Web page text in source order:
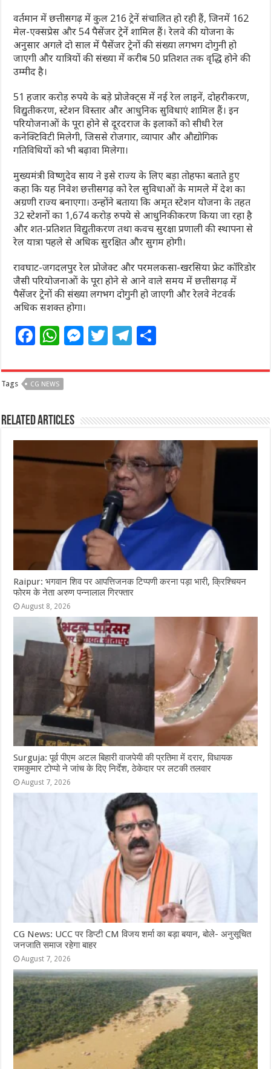
वर्तमान में छत्तीसगढ़ में कुल 216 ट्रेनें संचालित हो रही हैं, जिनमें 162
मेल-एक्सप्रेस और 54 पैसेंजर ट्रेनें शामिल हैं। रेलवे की योजना के
अनुसार अगले दो साल में पैसेंजर ट्रेनों की संख्या लगभग दोगुनी हो
जाएगी और यात्रियों की संख्या में करीब 50 प्रतिशत तक वृद्धि होने की
उम्मीद है।
51 हजार करोड़ रुपये के बड़े प्रोजेक्ट्स में नई रेल लाइनें, दोहरीकरण,
विद्युतीकरण, स्टेशन विस्तार और आधुनिक सुविधाएं शामिल हैं। इन
परियोजनाओं के पूरा होने से दूरदराज के इलाकों को सीधी रेल
कनेक्टिविटी मिलेगी, जिससे रोजगार, व्यापार और औद्योगिक
गतिविधियों को भी बढ़ावा मिलेगा।
मुख्यमंत्री विष्णुदेव साय ने इसे राज्य के लिए बड़ा तोहफा बताते हुए
कहा कि यह निवेश छत्तीसगढ़ को रेल सुविधाओं के मामले में देश का
अग्रणी राज्य बनाएगा। उन्होंने बताया कि अमृत स्टेशन योजना के तहत
32 स्टेशनों का 1,674 करोड़ रुपये से आधुनिकीकरण किया जा रहा है
और शत-प्रतिशत विद्युतीकरण तथा कवच सुरक्षा प्रणाली की स्थापना से
रेल यात्रा पहले से अधिक सुरक्षित और सुगम होगी।
रावघाट-जगदलपुर रेल प्रोजेक्ट और परमलकसा-खरसिया फ्रेट कॉरिडोर
जैसी परियोजनाओं के पूरा होने से आने वाले समय में छत्तीसगढ़ में
पैसेंजर ट्रेनों की संख्या लगभग दोगुनी हो जाएगी और रेलवे नेटवर्क
अधिक सशक्त होगा।
F
c
e
b
o
o
k
W
at
s
A
p
M
ss
n
g
r
T
itt
r
T
e
ra
m
ar
Tags CG NEWS
Related Articles
Raipur: भगवान शिव पर आपत्तिजनक टिप्पणी करना पड़ा भारी, क्रिश्चियन
फोरम के नेता अरुण पन्नालाल गिरफ्तार
August 8, 2026
Surguja: पूर्व पीएम अटल बिहारी वाजपेयी की प्रतिमा में दरार, विधायक
रामकुमार टोप्पो ने जांच के दिए निर्देश, ठेकेदार पर लटकी तलवार
August 7, 2026
CG News: UCC पर डिप्टी CM विजय शर्मा का बड़ा बयान, बोले- अनुसूचित
जनजाति समाज रहेगा बाहर
August 7, 2026